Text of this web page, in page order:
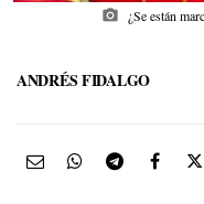
photo_camera ¿Se están
ANDRÉS FIDALGO